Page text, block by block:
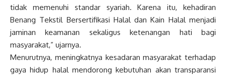
tidak memenuhi standar syariah. Karena itu, kehadiran
Benang Tekstil Bersertifikasi Halal dan Kain Halal menjadi
jaminan keamanan sekaligus ketenangan hati bagi
masyarakat,” ujarnya.
Menurutnya, meningkatnya kesadaran masyarakat terhadap
gaya hidup halal mendorong kebutuhan akan transparansi